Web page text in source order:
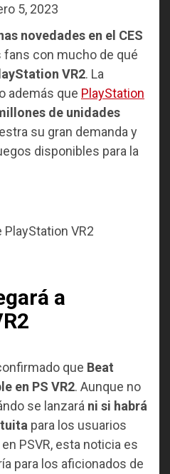
5, 2023
novedades en el CES
fans con mucho de qué
VR2. La
además que PlayStation
de unidades
su gran demanda y
disponibles para la
a
que Beat
en PS VR2. Aunque no
se lanzará ni si habrá
para los usuarios
PSVR, esta noticia es
para los aficionados de